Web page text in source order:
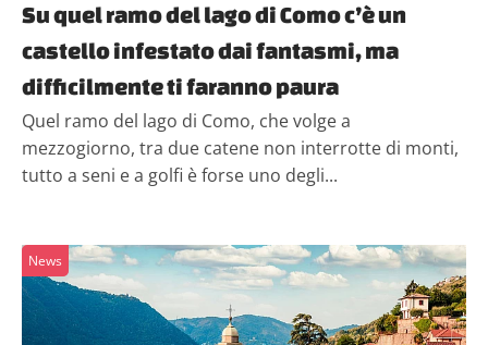
Su quel ramo del lago di Como c’è un
castello infestato dai fantasmi, ma
difficilmente ti faranno paura
Quel ramo del lago di Como, che volge a
mezzogiorno, tra due catene non interrotte di monti,
tutto a seni e a golfi è forse uno degli...
News